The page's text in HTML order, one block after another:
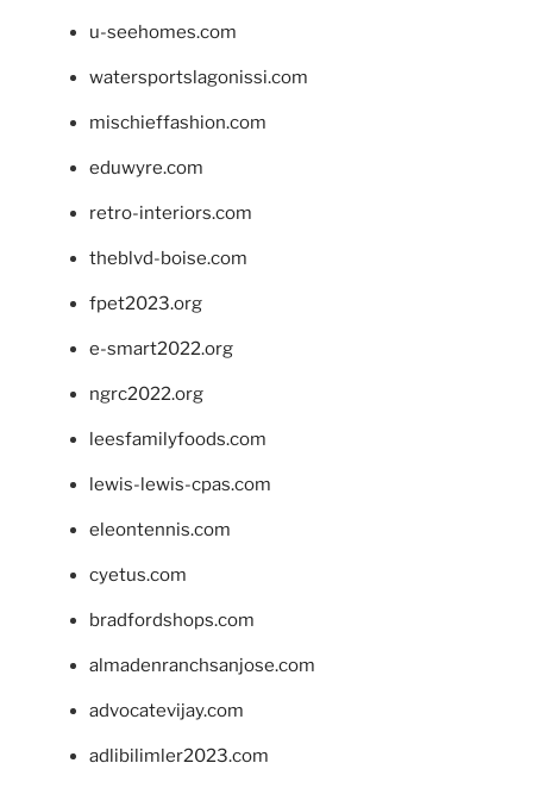
u-seehomes.com
watersportslagonissi.com
mischieffashion.com
eduwyre.com
retro-interiors.com
theblvd-boise.com
fpet2023.org
e-smart2022.org
ngrc2022.org
leesfamilyfoods.com
lewis-lewis-cpas.com
eleontennis.com
cyetus.com
bradfordshops.com
almadenranchsanjose.com
advocatevijay.com
adlibilimler2023.com